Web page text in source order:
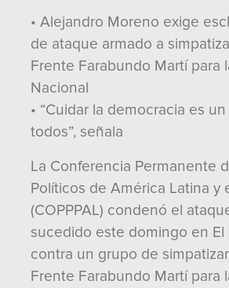
• Alejandro Moreno exige
de ataque armado a
Frente Farabundo Martí para
Nacional
• “Cuidar la democracia es
todos”, señala
La Conferencia Permanente
Políticos de América Latina y
(COPPPAL) condenó el
sucedido este domingo en El
contra un grupo de
Frente Farabundo Martí para